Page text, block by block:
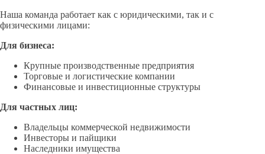
Наша команда работает как с юридическими, так и с
физическими лицами:
Для бизнеса:
Крупные производственные предприятия
Торговые и логистические компании
Финансовые и инвестиционные структуры
Для частных лиц:
Владельцы коммерческой недвижимости
Инвесторы и пайщики
Наследники имущества